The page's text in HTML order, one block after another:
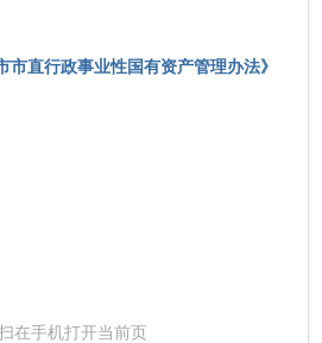
市直行政事业性国有资产管理办法》
在手机打开当前页